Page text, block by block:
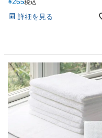
税込
詳細を見る